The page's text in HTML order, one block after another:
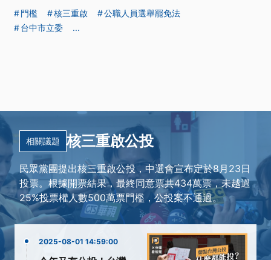
門檻
核三重啟
公職人員選舉罷免法
台中市立委
...
相關議題 核三重啟公投
民眾黨團提出核三重啟公投，中選會宣布定於8月23日
投票。根據開票結果，最終同意票共434萬票，未越過
25%投票權人數500萬票門檻，公投案不通過。
2025-08-01 14:59:00